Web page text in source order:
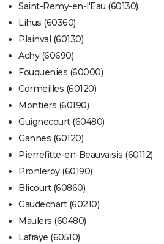
Saint-Remy-en-l'Eau (60130)
Lihus (60360)
Plainval (60130)
Achy (60690)
Fouquenies (60000)
Cormeilles (60120)
Montiers (60190)
Guignecourt (60480)
Gannes (60120)
Pierrefitte-en-Beauvaisis (60112)
Pronleroy (60190)
Blicourt (60860)
Gaudechart (60210)
Maulers (60480)
Lafraye (60510)